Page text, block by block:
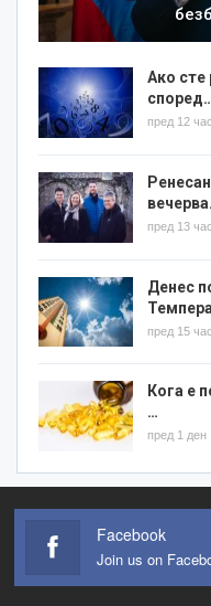
Ако сте
пред 12
пред 13
Денес
пред 15
Кога е
…
пред 1 ден
Facebook
Join us on